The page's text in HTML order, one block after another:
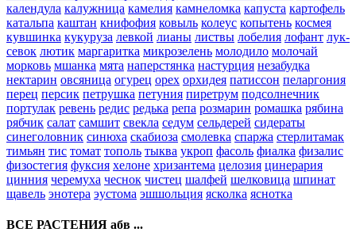
календула калужница камелия камнеломка капуста картофель
катальпа каштан книфофия ковыль колеус копытень космея
кувшинка кукуруза левкой лианы листвы лобелия лофант лук-
севок лютик маргаритка микрозелень молодило молочай
морковь мшанка мята наперстянка настурция незабудка
нектарин овсяница огурец орех орхидея патиссон пеларгония
перец персик петрушка петуния пиретрум подсолнечник
портулак ревень редис редька репа розмарин ромашка рябина
рябчик салат самшит свекла седум сельдерей сидераты
синеголовник синюха скабиоза смолевка спаржа стерлитамак
тимьян тис томат тополь тыква укроп фасоль фиалка физалис
физостегия фуксия хелоне хризантема целозия цинерария
цинния черемуха чеснок чистец шалфей шелковица шпинат
щавель энотера эустома эшшольция ясколка яснотка
ВСЕ РАСТЕНИЯ абв ...